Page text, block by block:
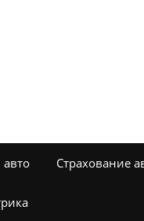
Страхование